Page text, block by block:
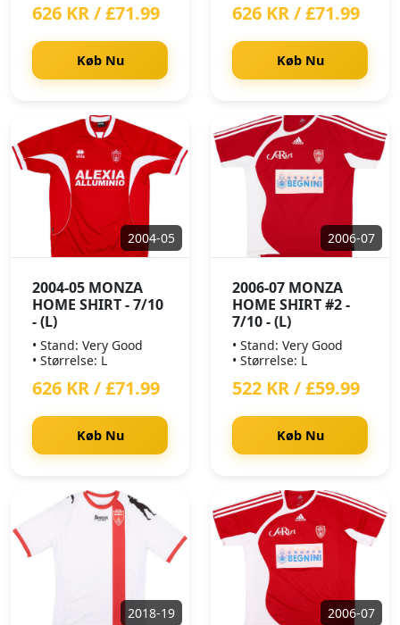
626 KR / £71.99
Køb Nu
626 KR / £71.99
Køb Nu
2004-05
2004-05 MONZA
HOME SHIRT - 7/10
- (L)
• Stand: Very Good
• Størrelse: L
626 KR / £71.99
Køb Nu
2006-07
2006-07 MONZA
HOME SHIRT #2 -
7/10 - (L)
• Stand: Very Good
• Størrelse: L
522 KR / £59.99
Køb Nu
2018-19 2006-07